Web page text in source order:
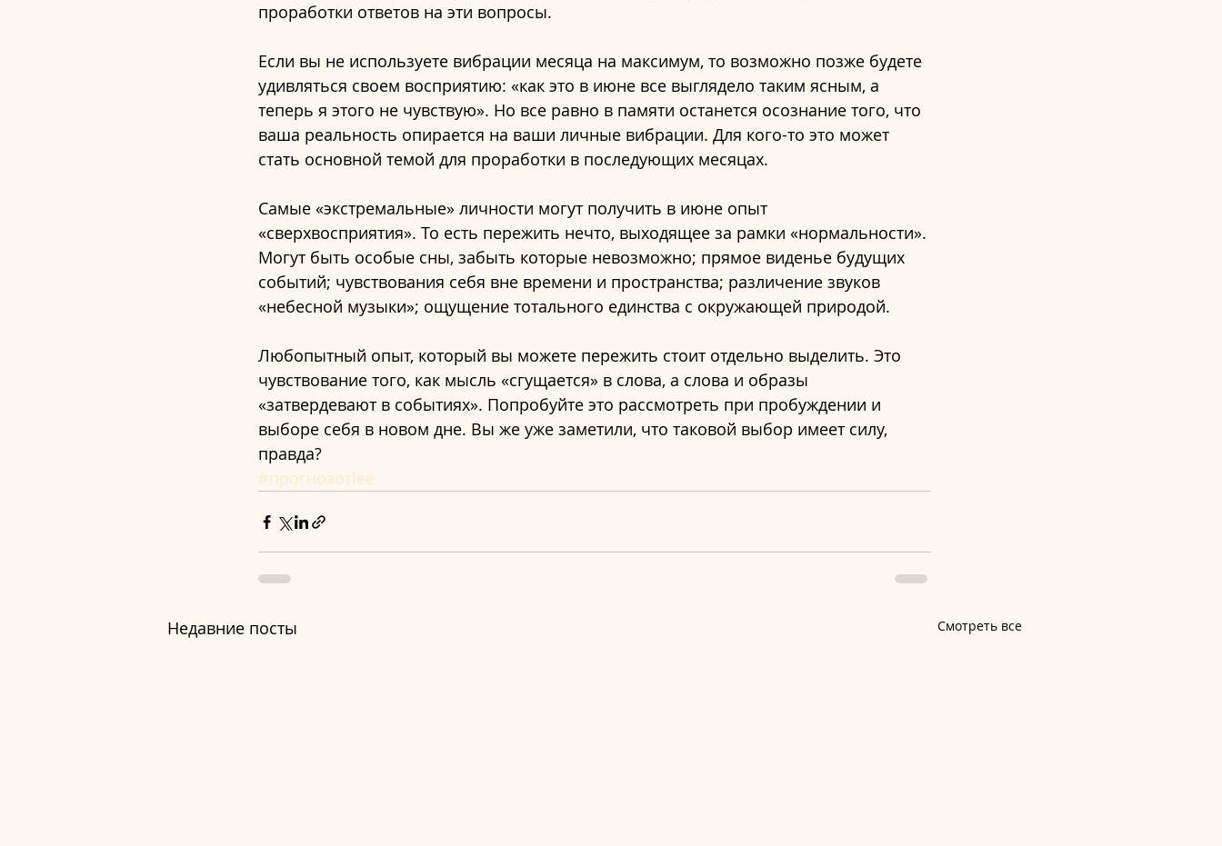
проработки ответов на эти вопросы.
Если вы не используете вибрации месяца на максимум, то возможно позже будете
удивляться своем восприятию: «как это в июне все выглядело таким ясным, а
теперь я этого не чувствую». Но все равно в памяти останется осознание того, что
ваша реальность опирается на ваши личные вибрации. Для кого-то это может
стать основной темой для проработки в последующих месяцах.
Самые «экстремальные» личности могут получить в июне опыт
«сверхвосприятия». То есть пережить нечто, выходящее за рамки «нормальности».
Могут быть особые сны, забыть которые невозможно; прямое виденье будущих
событий; чувствования себя вне времени и пространства; различение звуков
«небесной музыки»; ощущение тотального единства с окружающей природой.
Любопытный опыт, который вы можете пережить стоит отдельно выделить. Это
чувствование того, как мысль «сгущается» в слова, а слова и образы
«затвердевают в событиях». Попробуйте это рассмотреть при пробуждении и
выборе себя в новом дне. Вы же уже заметили, что таковой выбор имеет силу,
правда?
#прогнозотlee
Недавние посты Смотреть все